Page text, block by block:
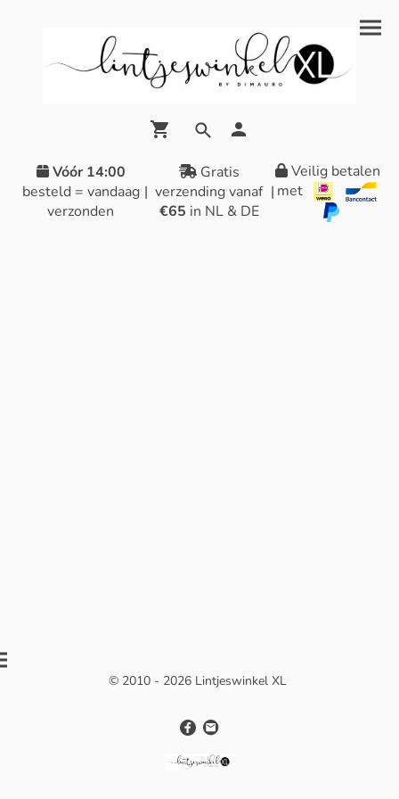
Vóór 14:00
besteld = vandaag
verzonden
|
Gratis
verzending vanaf
€65 in NL & DE
|
Veilig betalen
met
© 2010 - 2026 Lintjeswinkel XL